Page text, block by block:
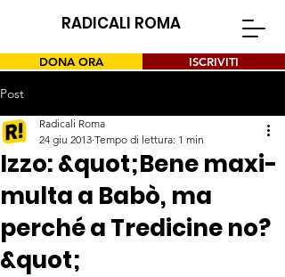
RADICALI ROMA
DONA ORA ISCRIVITI
Post
Izzo: &quot;Bene maxi-
multa a Babò, ma
perché a Tredicine no?
&quot;
Radicali Roma
24 giu 2013 Tempo di lettura: 1 min